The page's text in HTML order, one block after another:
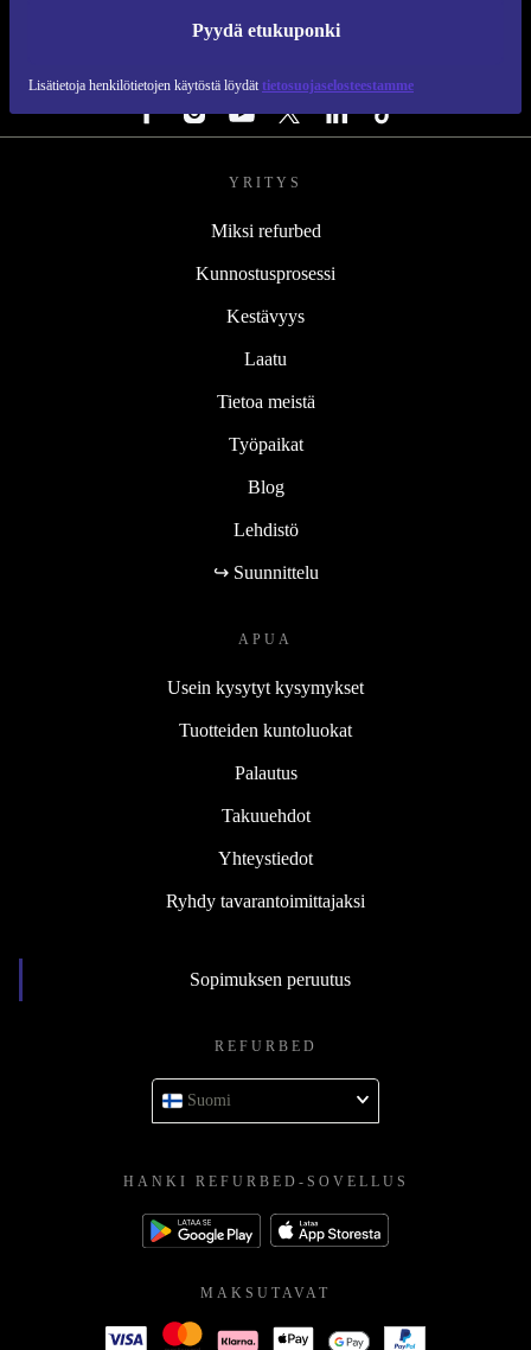
Pyydä etukuponki
Lisätietoja henkilötietojen käytöstä löydät tietosuojaselosteestamme
YRITYS
Miksi refurbed
Kunnostusprosessi
Kestävyys
Laatu
Tietoa meistä
Työpaikat
Blog
Lehdistö
↪ Suunnittelu
APUA
Usein kysytyt kysymykset
Tuotteiden kuntoluokat
Palautus
Takuuehdot
Yhteystiedot
Ryhdy tavarantoimittajaksi
Sopimuksen peruutus
REFURBED
Suomi
HANKI REFURBED-SOVELLUS
MAKSUTAVAT